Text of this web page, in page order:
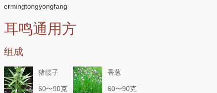
ermingtongyongfang
耳鸣通用方
组成
猪腰子
60〜90克
香葱
60〜90克